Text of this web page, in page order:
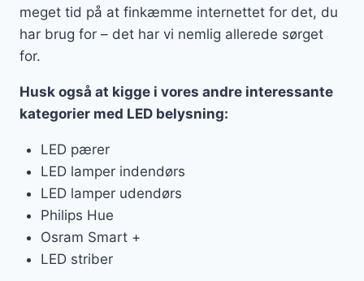
meget tid på at finkæmme internettet for det, du
har brug for – det har vi nemlig allerede sørget
for.
Husk også at kigge i vores andre interessante
kategorier med LED belysning:
LED pærer
LED lamper indendørs
LED lamper udendørs
Philips Hue
Osram Smart +
LED striber